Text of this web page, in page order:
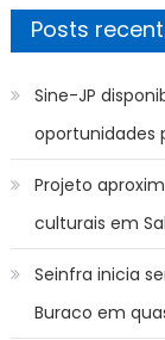
Posts
Sine-JP
oportunidades
Projeto
culturais em
Seinfra inicia
Buraco em